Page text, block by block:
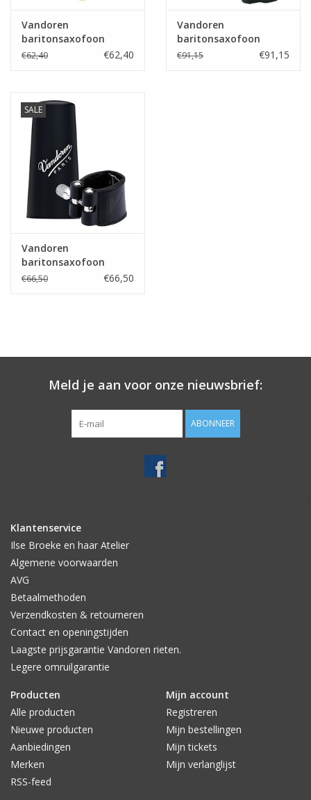
Vandoren
baritonsaxofoon
rietbinder M/O vintage
€62,40 €62,40
Vandoren
baritonsaxofoon
rietbinder Leder met
€91,15 €91,15
SALE
Vandoren
baritonsaxofoon
rietbinder Leder met
€66,50 €66,50
Meld je aan voor onze nieuwsbrief:
ABONNEER
Klantenservice
Ilse Broeke en haar Atelier
Algemene voorwaarden
AVG
Betaalmethoden
Verzendkosten & retourneren
Contact en openingstijden
Laagste prijsgarantie Vandoren rieten.
Legere omruilgarantie
Producten
Alle producten
Nieuwe producten
Aanbiedingen
Merken
RSS-feed
Mijn account
Registreren
Mijn bestellingen
Mijn tickets
Mijn verlanglijst